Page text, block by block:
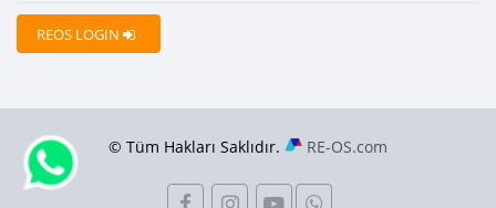
REOS LOGIN
© Tüm Hakları Saklıdır. RE-OS.com